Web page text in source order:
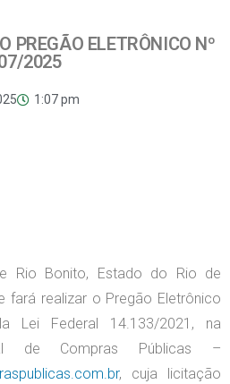
PREGÃO ELETRÔNICO Nº
2025
1:07 pm
Rio Bonito, Estado do Rio de
fará realizar o Pregão Eletrônico
Lei Federal 14.133/2021, na
de Compras Públicas –
, cuja licitação